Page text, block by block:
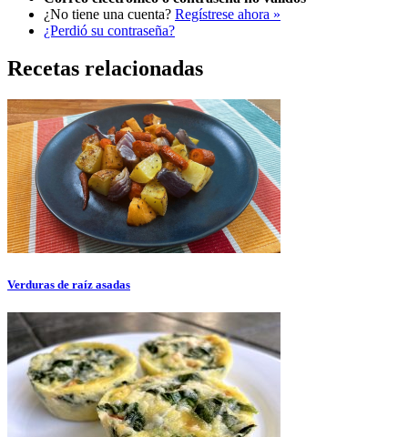
¿No tiene una cuenta? Regístrese ahora »
¿Perdió su contraseña?
Recetas relacionadas
Verduras de raíz asadas